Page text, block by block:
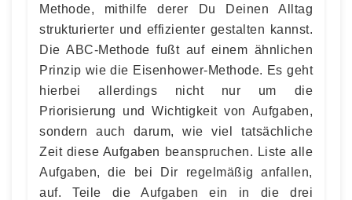
Methode, mithilfe derer Du Deinen Alltag
strukturierter und effizienter gestalten kannst.
Die ABC-Methode fußt auf einem ähnlichen
Prinzip wie die Eisenhower-Methode. Es geht
hierbei allerdings nicht nur um die
Priorisierung und Wichtigkeit von Aufgaben,
sondern auch darum, wie viel tatsächliche
Zeit diese Aufgaben beanspruchen. Liste alle
Aufgaben, die bei Dir regelmäßig anfallen,
auf. Teile die Aufgaben ein in die drei